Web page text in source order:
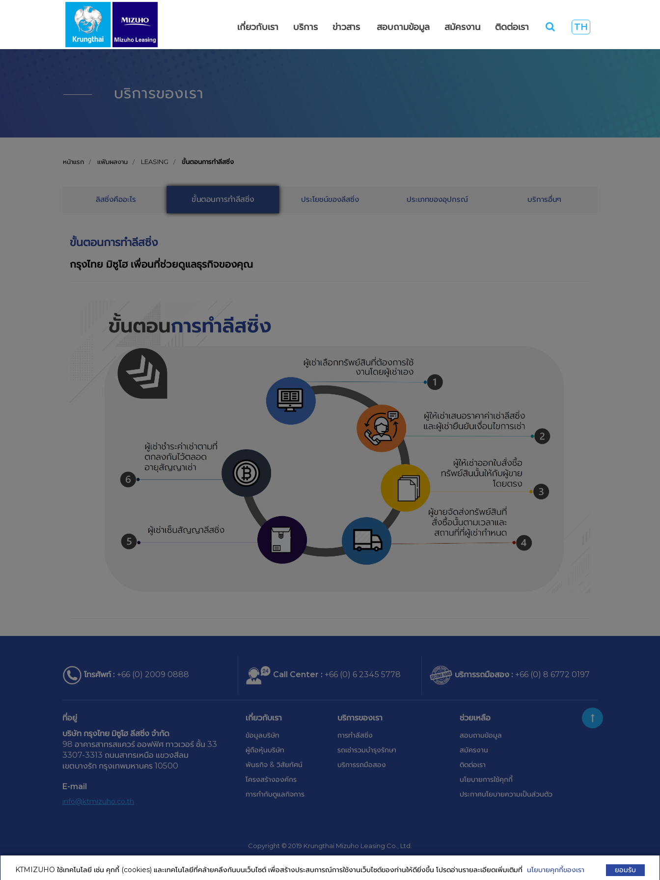
เกี่ยวกับเรา บริการ ข่าวสาร สอบถามข้อมูล สมัครงาน ติดต่อเรา TH
บริการของเรา
หน้าแรก แฟ้มผลงาน LEASING ขั้นตอนการทำลีสซิ่ง
ลิสซิ่งคืออะไร ขั้นตอนการทำลีสซิ่ง ประโยชน์ของลีสซิ่ง ประเภทของอุปกรณ์ บริการอื่นๆ
ขั้นตอนการทำลีสซิ่ง
กรุงไทย มิซูโฮ เพื่อนที่ช่วยดูแลธุรกิจของคุณ
โทรศัพท์ : +66 (0) 2009 0888 Call Center : +66 (0) 6 2345 5778 บริการรถมือสอง : +66 (0) 8 6772 0197
ที่อยู่
บริษัท กรุงไทย มิซูโฮ ลีสซิ่ง จำกัด
​98 อาคารสาทรสแควร์ ออฟฟิศ ทาวเวอร์ ชั้น 33
3307-3313 ถนนสาทรเหนือ แขวงสีลม
เขตบางรัก กรุงเทพมหานคร 10500
E-mail
info@ktmizuho.co.th
เกี่ยวกับเรา
ข้อมูลบริษัท
ผู้ถือหุ้นบริษัท
พันธกิจ & วิสัยทัศน์
โครงสร้างองค์กร
การกำกับดูแลกิจการ
บริการของเรา
การทำลีสซิ่ง
รถเช่ารวมบำรุงรักษา
บริการรถมือสอง
ช่วยเหลือ
สอบถามข้อมูล
สมัครงาน
ติดต่อเรา
นโยบายการใช้คุกกี้
ประกาศนโยบายความเป็นส่วนตัว
Copyright © 2019 Krungthai Mizuho Leasing Co., Ltd.
KTMIZUHO ใช้เทคโนโลยี เช่น คุกกี้ (cookies) และเทคโนโลยีที่คล้ายคลึงกันบนเว็บไซต์ เพื่อสร้างประสบการณ์การใช้งานเว็บไซต์ของท่านให้ดียิ่งขึ้น โปรดอ่านรายละเอียดเพิ่มเติมที่ นโยบายคุกกี้ของเรา ยอมรับ